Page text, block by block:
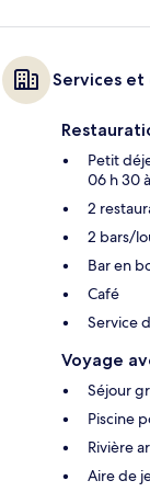
Services
Petit
06 h 30
2
2 bars/
Bar en
Café
Service
Voyage
Séjour
Piscine
Rivière
Aire de